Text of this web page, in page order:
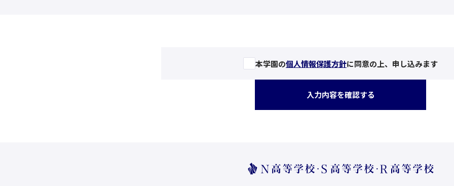
本学園の個人情報保護方針に同意の上、申し込みます
入力内容を確認する